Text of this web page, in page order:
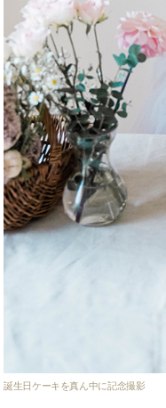
誕生日ケーキを真ん中に記念撮影